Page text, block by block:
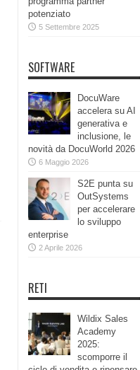
potenziato
5 Settembre 2025
SOFTWARE
DocuWare
accelera su AI
generativa e
inclusione, le
novità da DocuWorld 2026
6 Maggio 2026
S2E punta su
OutSystems
per accelerare
lo sviluppo
enterprise
2 Aprile 2026
RETI
Wildix Sales
Academy
2025:
scomporre il